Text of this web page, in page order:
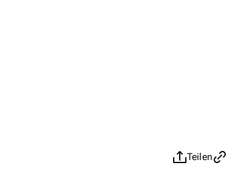
Teilen